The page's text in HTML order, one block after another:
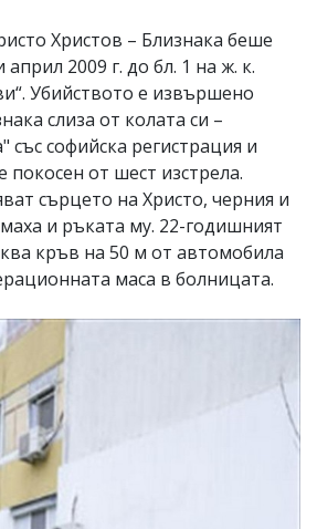
Христов – Близнака беше
април 2009 г. до бл. 1 на ж. к.
Убийството е извършено
слиза от колата си –
със софийска регистрация и
покосен от шест изстрела.
сърцето на Христо, черния и
и ръката му. 22-годишният
кръв на 50 м от автомобила
маса в болницата.